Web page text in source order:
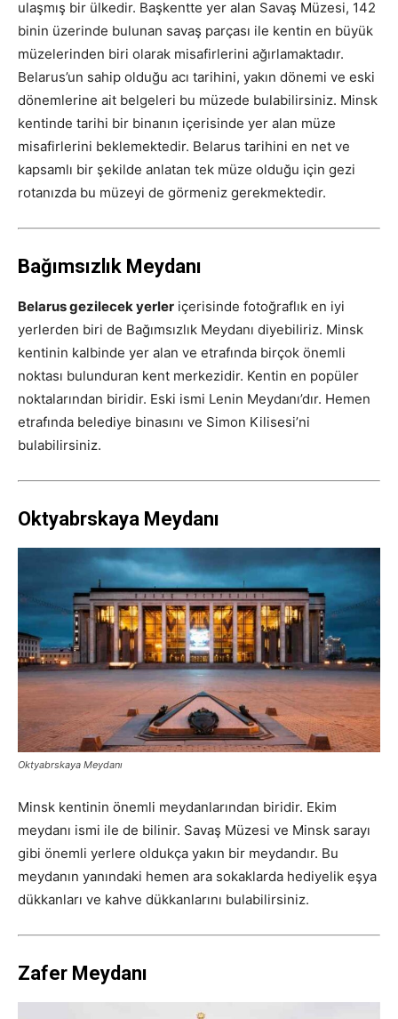
ulaşmış bir ülkedir. Başkentte yer alan Savaş Müzesi, 142
binin üzerinde bulunan savaş parçası ile kentin en büyük
müzelerinden biri olarak misafirlerini ağırlamaktadır.
Belarus’un sahip olduğu acı tarihini, yakın dönemi ve eski
dönemlerine ait belgeleri bu müzede bulabilirsiniz. Minsk
kentinde tarihi bir binanın içerisinde yer alan müze
misafirlerini beklemektedir. Belarus tarihini en net ve
kapsamlı bir şekilde anlatan tek müze olduğu için gezi
rotanızda bu müzeyi de görmeniz gerekmektedir.
Bağımsızlık Meydanı
Belarus gezilecek yerler içerisinde fotoğraflık en iyi
yerlerden biri de Bağımsızlık Meydanı diyebiliriz. Minsk
kentinin kalbinde yer alan ve etrafında birçok önemli
noktası bulunduran kent merkezidir. Kentin en popüler
noktalarından biridir. Eski ismi Lenin Meydanı’dır. Hemen
etrafında belediye binasını ve Simon Kilisesi’ni
bulabilirsiniz.
Oktyabrskaya Meydanı
Oktyabrskaya Meydanı
Minsk kentinin önemli meydanlarından biridir. Ekim
meydanı ismi ile de bilinir. Savaş Müzesi ve Minsk sarayı
gibi önemli yerlere oldukça yakın bir meydandır. Bu
meydanın yanındaki hemen ara sokaklarda hediyelik eşya
dükkanları ve kahve dükkanlarını bulabilirsiniz.
Zafer Meydanı